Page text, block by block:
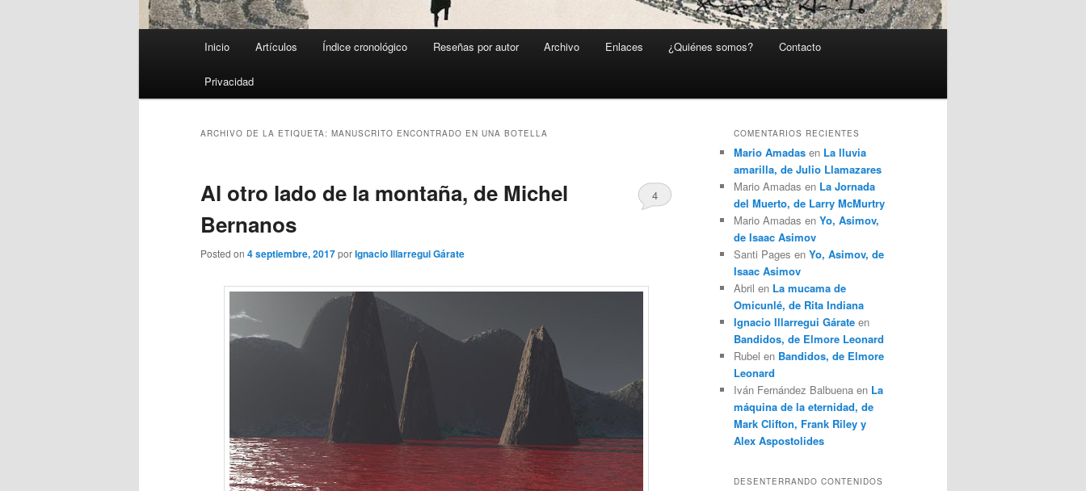
Inicio Artículos Índice cronológico Reseñas por autor Archivo Enlaces ¿Quiénes somos? Contacto
Privacidad
ARCHIVO DE LA ETIQUETA: MANUSCRITO ENCONTRADO EN UNA BOTELLA
Al otro lado de la montaña, de Michel
Bernanos
Posted on 4 septiembre, 2017porIgnacio Illarregui Gárate
4
COMENTARIOS RECIENTES
Mario Amadas en La lluvia
amarilla, de Julio Llamazares
Mario Amadas en La Jornada
del Muerto, de Larry McMurtry
Mario Amadas en Yo, Asimov,
de Isaac Asimov
Santi Pages en Yo, Asimov, de
Isaac Asimov
Abril en La mucama de
Omicunlé, de Rita Indiana
Ignacio Illarregui Gárate en
Bandidos, de Elmore Leonard
Rubel en Bandidos, de Elmore
Leonard
Iván Fernández Balbuena en La
máquina de la eternidad, de
Mark Clifton, Frank Riley y
Alex Aspostolides
DESENTERRANDO CONTENIDOS